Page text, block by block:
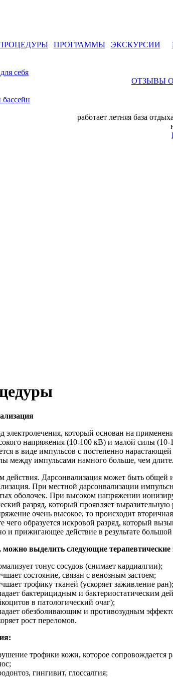
ПРОГРАММЫ ЭКСКУРСИИ
ОТЗЫВЫ
работает летняя база
электролечения, который основан на
напряжения (10-100 кВ) и малой силы
в виде импульсов с постепенно
между импульсами намного больше, чем
действия. Дарсонвализация может быть общей
При местной дарсонвализации
оболочек. При высоком напряжении
разряд, который проявляет
очень высокое, то происходит
чего образуется искровой разряд, который
и прижигающее действие в результате
можно выделить следующие
тонус сосудов (снимает кардиалгии);
состояние, связан с венозным застоем;
трофику тканей (ускоряет заживление ран);
бактерицидным и бактериостатическим
в патологический очаг);
обезболивающим и противозудным
рост переломов.
трофики кожи, которое
гингивит, глоссалгия;